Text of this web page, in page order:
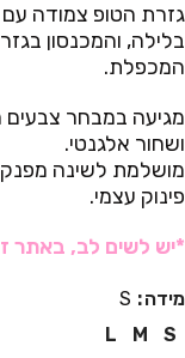
גזרת הטופ צמודה עם
בלילה, והמכנסון
המכפלת.
מגיעה במבחר צבעים
ושחור אלגנטי.
מושלמת לשינה
פינוק עצמי.
*יש לשים לב, באתר
מידה
S
S
M
L